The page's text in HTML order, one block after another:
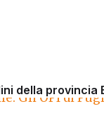
della provincia